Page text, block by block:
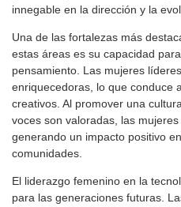
innegable en la dirección y la
Una de las fortalezas más
estas áreas es su capacidad
pensamiento. Las mujeres
enriquecedoras, lo que conduce
creativos. Al promover una
voces son valoradas, las
generando un impacto positivo
comunidades.
El liderazgo femenino en la
para las generaciones futuras.